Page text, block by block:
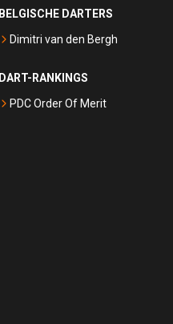
BELGISCHE DARTERS
Dimitri van den Bergh
DART-RANKINGS
PDC Order Of Merit